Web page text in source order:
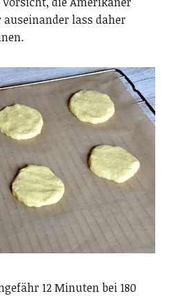
auseinander lass daher
12 Minuten bei 180